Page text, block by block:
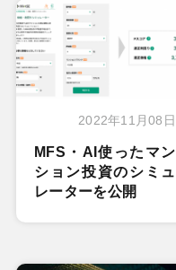
2022年11月08日
MFS・AI使ったマン
ション投資のシミュ
レーターを公開